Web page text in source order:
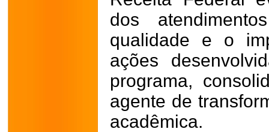
dos
qualidade e o
ações
programa,
agente de
acadêmica.